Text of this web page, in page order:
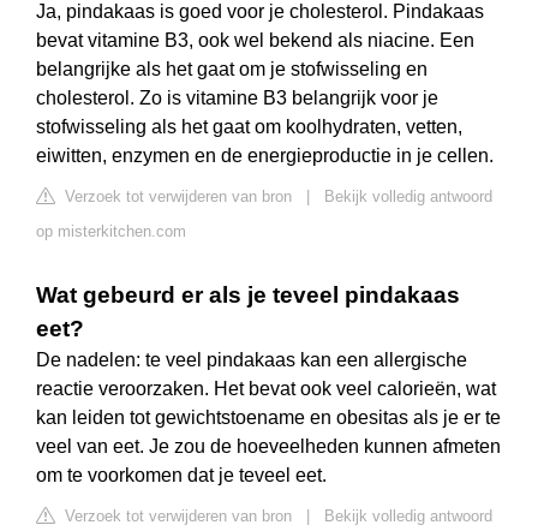
Ja, pindakaas is goed voor je cholesterol. Pindakaas
bevat vitamine B3, ook wel bekend als niacine. Een
belangrijke als het gaat om je stofwisseling en
cholesterol. Zo is vitamine B3 belangrijk voor je
stofwisseling als het gaat om koolhydraten, vetten,
eiwitten, enzymen en de energieproductie in je cellen.
Verzoek tot verwijderen van bron
Bekijk volledig antwoord
op misterkitchen.com
Wat gebeurd er als je teveel pindakaas
eet?
De nadelen: te veel pindakaas kan een allergische
reactie veroorzaken. Het bevat ook veel calorieën, wat
kan leiden tot gewichtstoename en obesitas als je er te
veel van eet. Je zou de hoeveelheden kunnen afmeten
om te voorkomen dat je teveel eet.
Verzoek tot verwijderen van bron
Bekijk volledig antwoord